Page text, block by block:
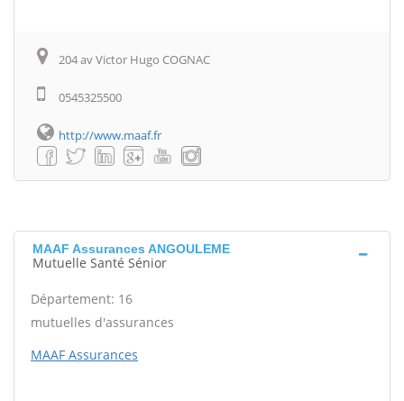
204 av Victor Hugo COGNAC
0545325500
http://www.maaf.fr
MAAF Assurances ANGOULEME
Mutuelle Santé Sénior
Département: 16
mutuelles d'assurances
MAAF Assurances